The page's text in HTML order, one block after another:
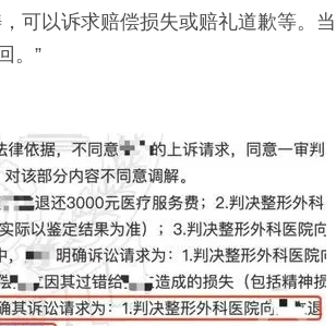
可以诉求赔偿损失或赔礼道歉等。
。”